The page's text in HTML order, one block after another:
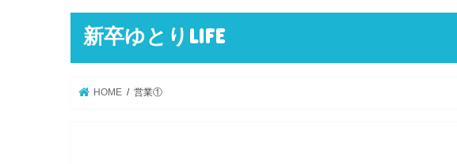
新卒ゆとりLIFE
HOME 営業①